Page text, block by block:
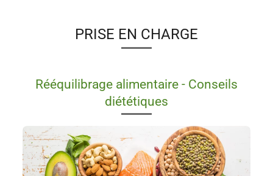
PRISE EN CHARGE
Rééquilibrage alimentaire - Conseils
diététiques